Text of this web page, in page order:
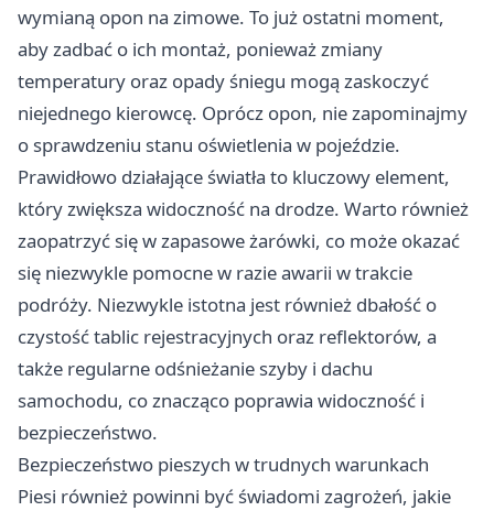
wymianą opon na zimowe. To już ostatni moment,
aby zadbać o ich montaż, ponieważ zmiany
temperatury oraz opady śniegu mogą zaskoczyć
niejednego kierowcę. Oprócz opon, nie zapominajmy
o sprawdzeniu stanu oświetlenia w pojeździe.
Prawidłowo działające światła to kluczowy element,
który zwiększa widoczność na drodze. Warto również
zaopatrzyć się w zapasowe żarówki, co może okazać
się niezwykle pomocne w razie awarii w trakcie
podróży. Niezwykle istotna jest również dbałość o
czystość tablic rejestracyjnych oraz reflektorów, a
także regularne odśnieżanie szyby i dachu
samochodu, co znacząco poprawia widoczność i
bezpieczeństwo.
Bezpieczeństwo pieszych w trudnych warunkach
Piesi również powinni być świadomi zagrożeń, jakie